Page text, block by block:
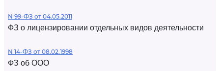
N 99-ФЗ от 04.05.2011
ФЗ о лицензировании отдельных видов деятельности
N 14-ФЗ от 08.02.1998
ФЗ об ООО